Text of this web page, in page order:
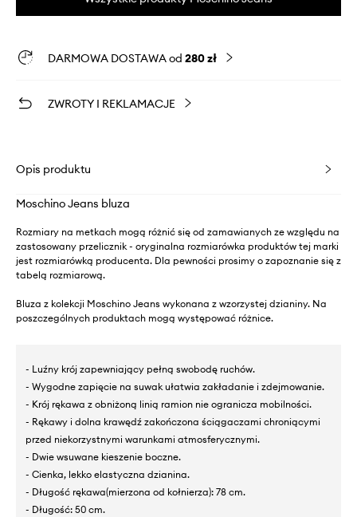
DARMOWA DOSTAWA od 280 zł
ZWROTY I REKLAMACJE
Opis produktu
Moschino Jeans bluza
Rozmiary na metkach mogą różnić się od zamawianych ze względu na
zastosowany przelicznik - oryginalna rozmiarówka produktów tej marki
jest rozmiarówką producenta. Dla pewności prosimy o zapoznanie się z
tabelą rozmiarową.
Bluza z kolekcji Moschino Jeans wykonana z wzorzystej dzianiny. Na
poszczególnych produktach mogą występować różnice.
- Luźny krój zapewniający pełną swobodę ruchów.
- Wygodne zapięcie na suwak ułatwia zakładanie i zdejmowanie.
- Krój rękawa z obniżoną linią ramion nie ogranicza mobilności.
- Rękawy i dolna krawędź zakończona ściągaczami chroniącymi
przed niekorzystnymi warunkami atmosferycznymi.
- Dwie wsuwane kieszenie boczne.
- Cienka, lekko elastyczna dzianina.
- Długość rękawa(mierzona od kołnierza): 78 cm.
- Długość: 50 cm.